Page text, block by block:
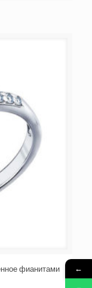
фианитами
←